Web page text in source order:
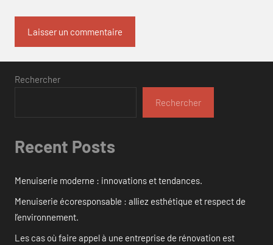
Rechercher
Rechercher
Recent Posts
Menuiserie moderne : innovations et tendances.
Menuiserie écoresponsable : alliez esthétique et respect de
l’environnement.
Les cas où faire appel à une entreprise de rénovation est